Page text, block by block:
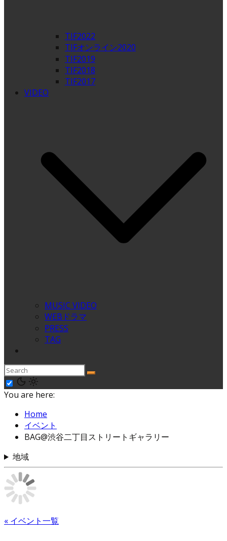
TIF2022
TIFオンライン2020
TIF2019
TIF2018
TIF2017
VIDEO
MUSIC VIDEO
WEBドラマ
PRESS
TAG
You are here:
Home
イベント
BAG@渋谷二丁目ストリートギャラリー
地域
« イベント一覧